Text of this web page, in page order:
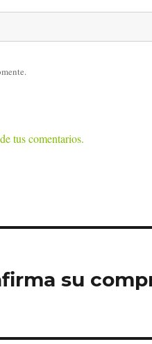
tus comentarios.
su